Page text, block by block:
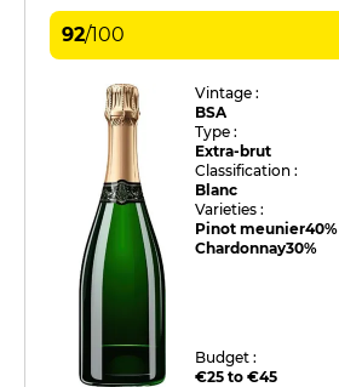
92/100
Vintage :
BSA
Type :
Extra-brut
Classification :
Blanc
Varieties :
Pinot meunier40%
Chardonnay30%
Budget :
€25 to €45